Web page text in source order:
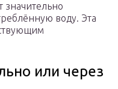
значительно
воду. Эта
или через